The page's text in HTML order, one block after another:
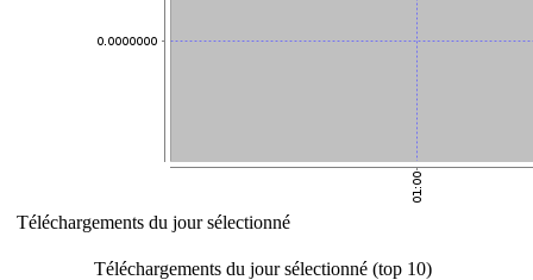
Téléchargements du jour sélectionné
Téléchargements du jour sélectionné (top 10)